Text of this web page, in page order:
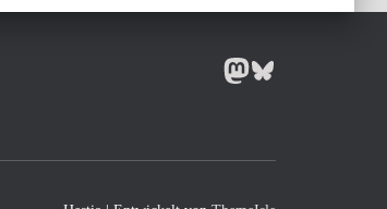
MASTODON